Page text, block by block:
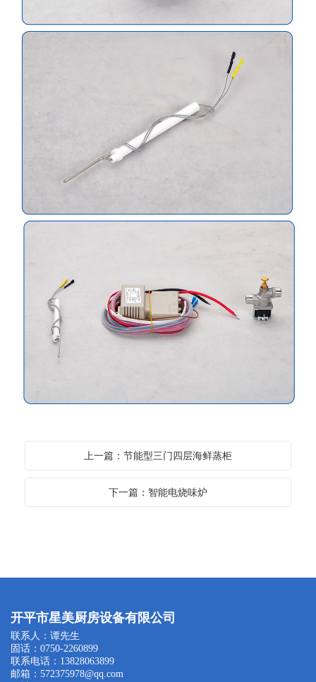
上一篇：节能型三门四层海鲜蒸柜
下一篇：智能电烧味炉
开平市星美厨房设备有限公司
联系人：谭先生
固话：0750-2260899
联系电话：13828063899
邮箱：572375978@qq.com